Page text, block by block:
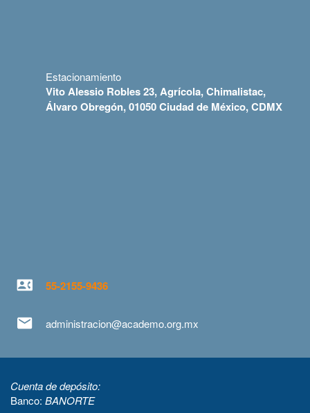
Estacionamiento
Vito Alessio Robles 23, Agrícola, Chimalistac,
Álvaro Obregón, 01050 Ciudad de México, CDMX
55-2155-9436
administracion@academo.org.mx
Cuenta de depósito:
Banco: BANORTE